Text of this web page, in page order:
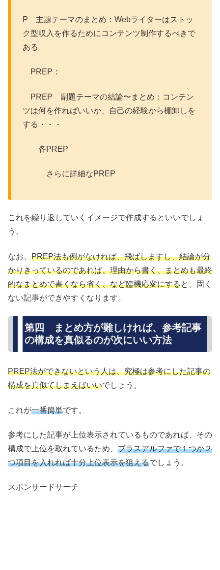
P 主題テーマのまとめ：Webライターはストッ
ク型収入を作るためにコンテンツ制作するべきで
ある
PREP：
PREP 副題テーマの結論〜まとめ：コンテン
ツは何を作ればいいか、自己の経験から棚卸しを
する・・・
各PREP
さらに詳細なPREP
これを繰り返していくイメージで作成するといいでしょ
う。
なお、 PREP法も例がなければ、飛ばしますし、結論が分
かりきっているのであれば、理由から書く、まとめも最終
的なまとめで書くなら省く、など臨機応変にすると、固く
ない記事ができやすくなります。
第四 まとめ方が難しければ、参考記事
の構成を真似るのが次にいい方法
PREP法ができないという人は、究極は参考にした記事の
構成を真似てしまえばいいでしょう。
これが一番簡単です。
参考にした記事が上位表示されているものであれば、その
構成で上位を取れているため、 プラスアルファで１つか２
つ項目を入れれば十分上位表示を狙えるでしょう。
スポンサードサーチ